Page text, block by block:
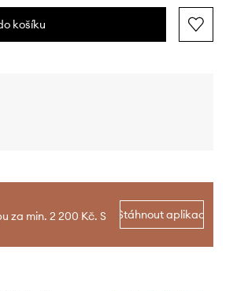
košíku
za min. 2 200 Kč. S
Stáhnout aplikaci